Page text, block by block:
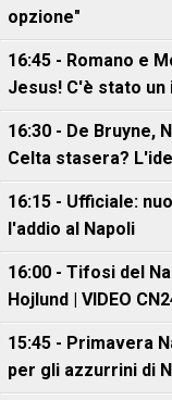
opzione"
16:45 - Romano e
Jesus! C'è stato
16:30 - De Bruyne,
Celta stasera?
16:15 - Ufficiale:
l'addio al Napoli
16:00 - Tifosi del
Hojlund | VIDEO
15:45 - Primavera
per gli azzurrini di